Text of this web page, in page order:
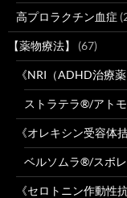
高プロラクチン血症
【薬物療法】 (67)
《NRI（ADHD治療薬
ストラテラ®/アト
《オレキシン受容体
ベルソムラ®/スボ
《セロトニン作動性